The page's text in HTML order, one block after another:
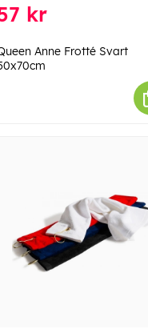
kr
Anne Frotté Svart